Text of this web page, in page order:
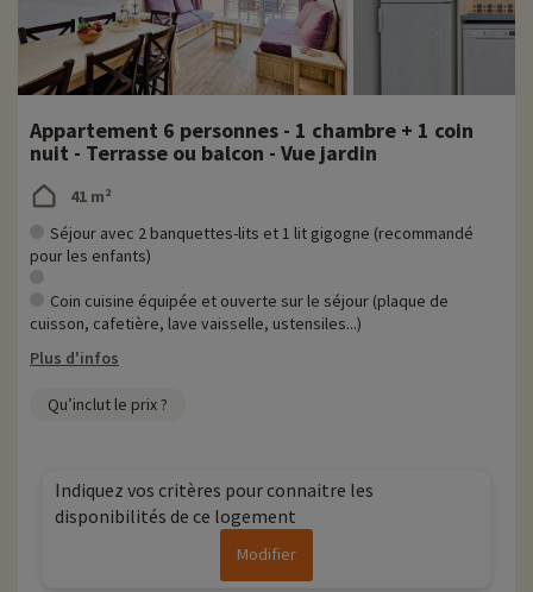
Appartement 6 personnes - 1 chambre + 1 coin
nuit - Terrasse ou balcon - Vue jardin
41 m²
Séjour avec 2 banquettes-lits et 1 lit gigogne (recommandé
pour les enfants)
Coin cuisine équipée et ouverte sur le séjour (plaque de
cuisson, cafetière, lave vaisselle, ustensiles...)
Plus d'infos
Qu’inclut le prix ?
Indiquez vos critères pour connaitre les
disponibilités de ce logement
Modifier